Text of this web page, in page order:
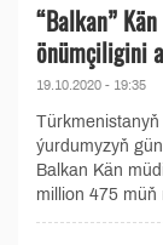
“Balkan”
önümçiligini
19.10.2020 - 19:35
ýurdumyzyň
Balkan Kän
million 475 müň